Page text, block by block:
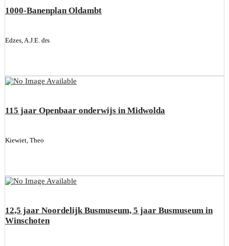
1000-Banenplan Oldambt
Edzes, A.J.E. drs
115 jaar Openbaar onderwijs in Midwolda
Kiewiet, Theo
12,5 jaar Noordelijk Busmuseum, 5 jaar Busmuseum in
Winschoten